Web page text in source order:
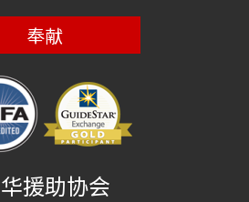
奉献
援助协会